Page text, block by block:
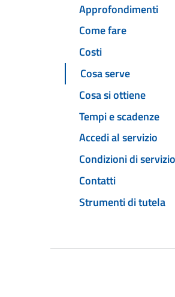
Approfondimenti
Come fare
Costi
Cosa serve
Cosa si ottiene
Tempi e scadenze
Accedi al servizio
Condizioni di servizio
Contatti
Strumenti di tutela